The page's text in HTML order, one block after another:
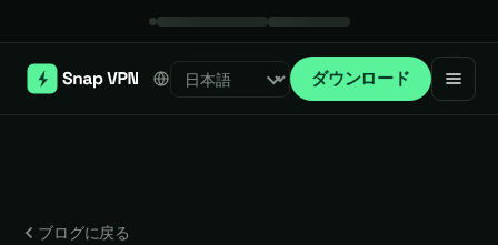
Select language ダウンロード
ブログに戻る